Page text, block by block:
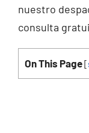
nuestro
consulta
On This Page[